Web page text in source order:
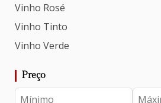
Vinho Rosé
Vinho Tinto
Vinho Verde
Preço